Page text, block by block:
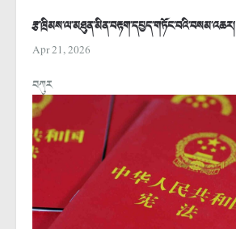
རྩ་ཁྲིམས་ལ་མཐུན་མིན་བརྟག་དཔྱད་གཏོང་བའི་བསམ་འཆར།
Apr 21, 2026
བཀུར